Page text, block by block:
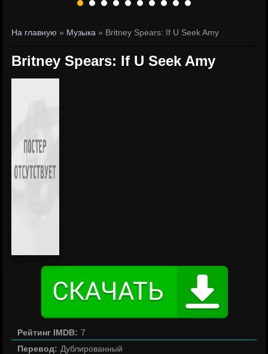
На главную » Музыка » Britney Spears: If U Seek Amy
Britney Spears: If U Seek Amy
Рейтинг IMDB: 7
Перевод: Дублированный